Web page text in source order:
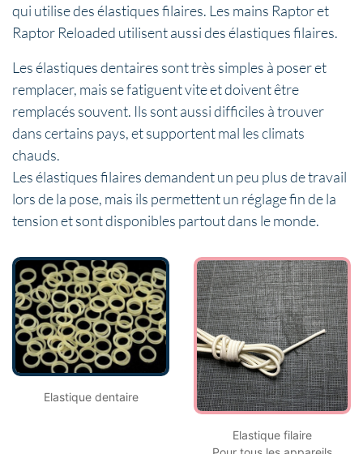
qui utilise des élastiques filaires. Les mains Raptor et
Raptor Reloaded utilisent aussi des élastiques filaires.
Les élastiques dentaires sont très simples à poser et
remplacer, mais se fatiguent vite et doivent être
remplacés souvent. Ils sont aussi difficiles à trouver
dans certains pays, et supportent mal les climats
chauds.
Les élastiques filaires demandent un peu plus de travail
lors de la pose, mais ils permettent un réglage fin de la
tension et sont disponibles partout dans le monde.
Elastique dentaire
Elastique filaire